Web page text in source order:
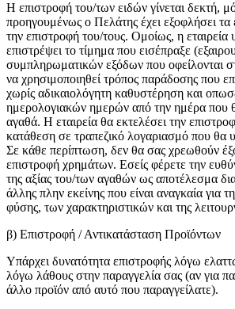
Η επιστροφή του/των ειδών γίνεται δεκτή,
προηγουμένως ο Πελάτης έχει εξοφλήσει τα
την επιστροφή του/τους. Ομοίως, η εταιρεία
επιστρέψει το τίμημα που εισέπραξε
συμπληρωματικών εξόδων που οφείλονται
να χρησιμοποιηθεί τρόπος παράδοσης που
χωρίς αδικαιολόγητη καθυστέρηση και
ημερολογιακών ημερών από την ημέρα που
αγαθά. Η εταιρεία θα εκτελέσει την
κατάθεση σε τραπεζικό λογαριασμό που θα
Σε κάθε περίπτωση, δεν θα σας χρεωθούν
επιστροφή χρημάτων. Εσείς φέρετε την
της αξίας του/των αγαθών ως αποτέλεσμα
άλλης πλην εκείνης που είναι αναγκαία για
φύσης, των χαρακτηριστικών και της
β) Επιστροφή / Αντικατάσταση Προϊόντων
Υπάρχει δυνατότητα επιστροφής λόγω
λόγω λάθους στην παραγγελία σας (αν για
άλλο προϊόν από αυτό που παραγγείλατε).